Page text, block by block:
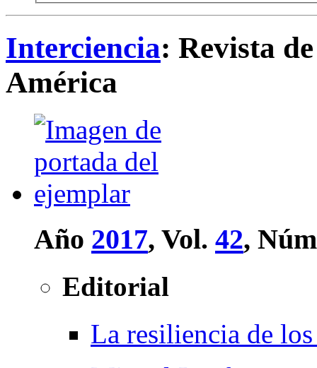
Interciencia: Revista
América
Año 2017, Vol. 42,
Editorial
La resiliencia de